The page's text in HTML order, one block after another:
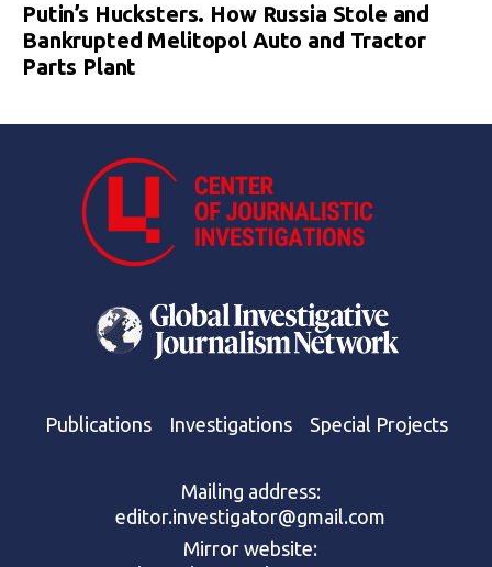
Putin’s Hucksters. How Russia Stole and
Bankrupted Melitopol Auto and Tractor
Parts Plant
Publications Investigations Special Projects
Mailing address:
editor.investigator@gmail.com
Mirror website: